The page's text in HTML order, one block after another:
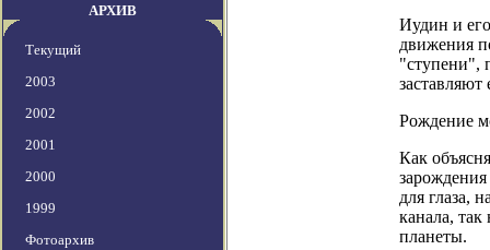
АРХИВ
Текущий
2003
2002
2001
2000
1999
Фотоархив
Иудин и
движения
"ступени",
заставляют
Рождение
Как
для глаза,
канала,
планеты.